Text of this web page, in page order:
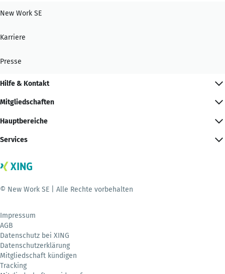
New Work SE
Karriere
Presse
Hilfe & Kontakt
Mitgliedschaften
Hauptbereiche
Services
© New Work SE | Alle Rechte vorbehalten
Impressum
AGB
Datenschutz bei XING
Datenschutzerklärung
Mitgliedschaft kündigen
Tracking